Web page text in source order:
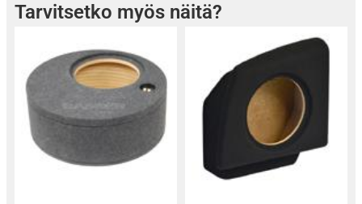
Tässä sarjassa ei tule erillistä metallikehystä,
vaan jälkiasennussoitin asennetaan auton
alkuperäisen soittimen kiinnitysraudoilla.
Tarvitsetko myös näitä?